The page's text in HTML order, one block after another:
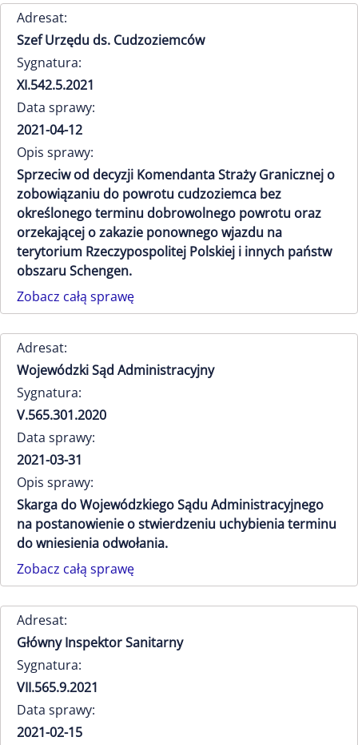
Adresat:
Szef Urzędu ds. Cudzoziemców
Sygnatura:
XI.542.5.2021
Data sprawy:
2021-04-12
Opis sprawy:
Sprzeciw od decyzji Komendanta Straży Granicznej o
zobowiązaniu do powrotu cudzoziemca bez
określonego terminu dobrowolnego powrotu oraz
orzekającej o zakazie ponownego wjazdu na
terytorium Rzeczypospolitej Polskiej i innych państw
obszaru Schengen.
Zobacz całą sprawę
Adresat:
Wojewódzki Sąd Administracyjny
Sygnatura:
V.565.301.2020
Data sprawy:
2021-03-31
Opis sprawy:
Skarga do Wojewódzkiego Sądu Administracyjnego
na postanowienie o stwierdzeniu uchybienia terminu
do wniesienia odwołania.
Zobacz całą sprawę
Adresat:
Główny Inspektor Sanitarny
Sygnatura:
VII.565.9.2021
Data sprawy:
2021-02-15